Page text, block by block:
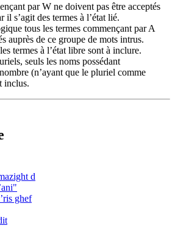
par W ne doivent pas être acceptés
il s’agit des termes à l’état lié.
tous les termes commençant par A
auprès de ce groupe de mots intrus.
termes à l’état libre sont à inclure.
seuls les noms possédant
(n’ayant que le pluriel comme
inclus.
d
ghef